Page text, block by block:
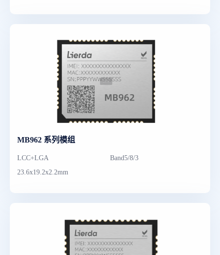
MB962 系列模组
LCC+LGA
Band5/8/3
23.6x19.2x2.2mm